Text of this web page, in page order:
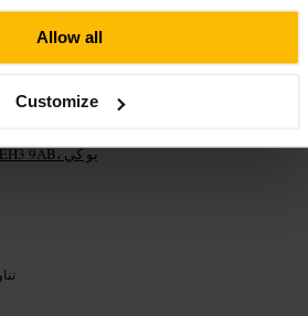
Allow all
Customize
اطلب توصية من البارتمان إذا كنت مترددًا في
اقتراح أصناف جديدة. إن كنت مع
العلوي أو القبو مبكرًا لتأمين مساحة
133 لوثيان رود، إدنبرة EH3 9AB، يو كي